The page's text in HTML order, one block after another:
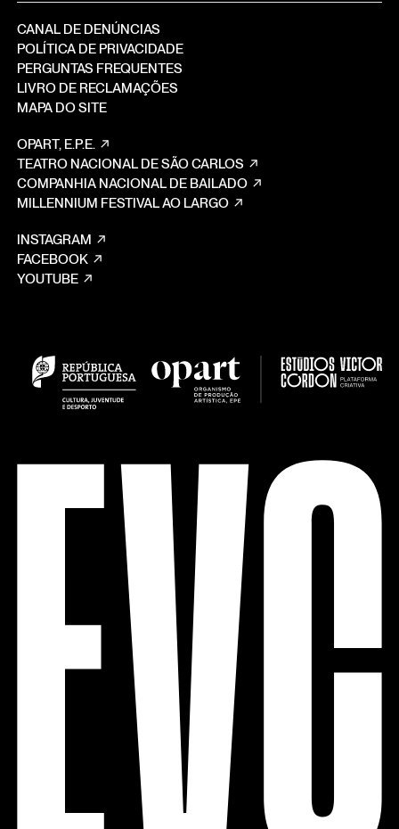
CANAL DE DENÚNCIAS
POLÍTICA DE PRIVACIDADE
PERGUNTAS FREQUENTES
LIVRO DE RECLAMAÇÕES
MAPA DO SITE
OPART, E.P.E.
TEATRO NACIONAL DE SÃO CARLOS
COMPANHIA NACIONAL DE BAILADO
MILLENNIUM FESTIVAL AO LARGO
INSTAGRAM
FACEBOOK
YOUTUBE